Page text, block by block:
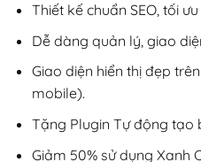
Thiết kế chuẩn SEO, tối
Dễ dàng quản lý, giao
Giao diện hiển thị đẹp
mobile).
Tặng Plugin Tự động tạo
Giảm 50% sử dụng Xanh